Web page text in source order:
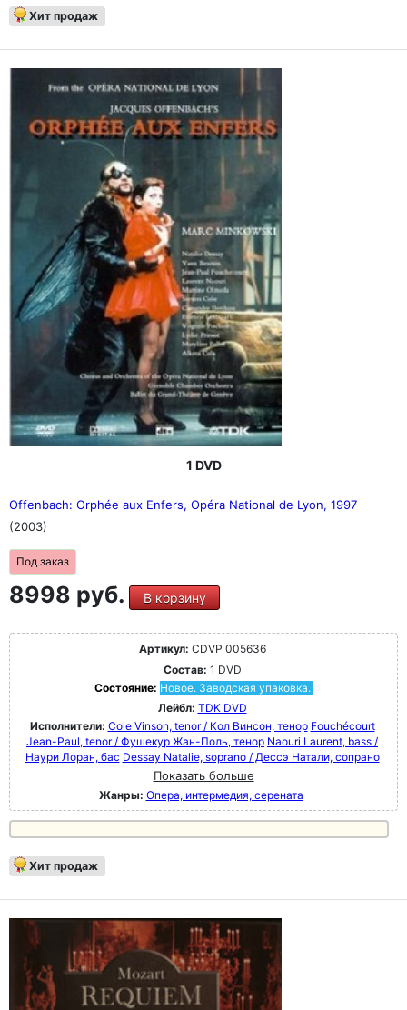
Хит продаж
1 DVD
Offenbach: Orphée aux Enfers, Opéra National de Lyon, 1997
(2003)
Под заказ
8998 руб. В корзину
Артикул: CDVP 005636
Состав: 1 DVD
Состояние: Новое. Заводская упаковка.
Лейбл: TDK DVD
Исполнители: Cole Vinson, tenor / Кол Винсон, тенор Fouchécourt
Jean-Paul, tenor / Фушекур Жан-Поль, тенор Naouri Laurent, bass /
Наури Лоран, бас Dessay Natalie, soprano / Дессэ Натали, сопрано
Показать больше
Жанры: Опера, интермедия, серената
Хит продаж